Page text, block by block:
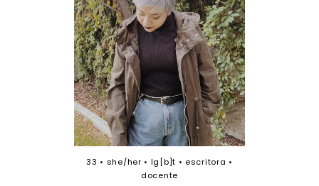
33 • she/her • lg[b]t • escritora •
docente